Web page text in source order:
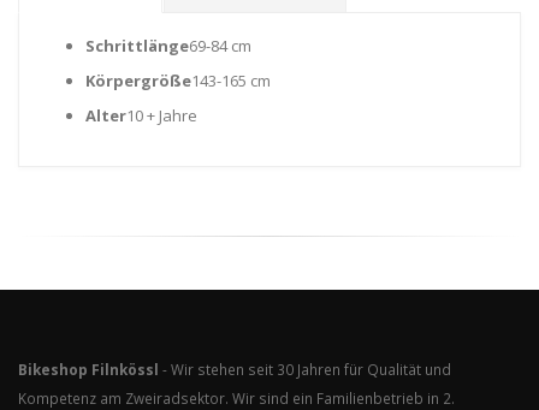
Schrittlänge69-84 cm
Körpergröße143-165 cm
Alter10 + Jahre
Bikeshop Filnkössl - Wir stehen seit 30 Jahren für Qualität und
Kompetenz am Zweiradsektor. Wir sind ein Familienbetrieb in 2.